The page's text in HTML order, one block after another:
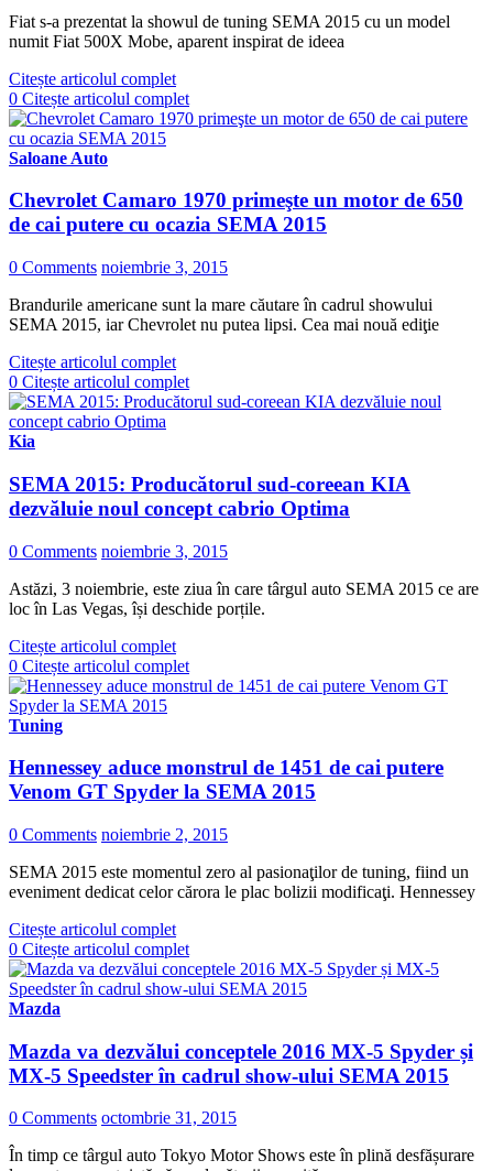
Fiat s-a prezentat la showul de tuning SEMA 2015 cu un model
numit Fiat 500X Mobe, aparent inspirat de ideea
Citește articolul complet
0 Citește articolul complet
Saloane Auto
Chevrolet Camaro 1970 primeşte un motor de 650
de cai putere cu ocazia SEMA 2015
0 Comments noiembrie 3, 2015
Brandurile americane sunt la mare căutare în cadrul showului
SEMA 2015, iar Chevrolet nu putea lipsi. Cea mai nouă ediţie
Citește articolul complet
0 Citește articolul complet
Kia
SEMA 2015: Producătorul sud-coreean KIA
dezvăluie noul concept cabrio Optima
0 Comments noiembrie 3, 2015
Astăzi, 3 noiembrie, este ziua în care târgul auto SEMA 2015 ce are
loc în Las Vegas, își deschide porțile.
Citește articolul complet
0 Citește articolul complet
Tuning
Hennessey aduce monstrul de 1451 de cai putere
Venom GT Spyder la SEMA 2015
0 Comments noiembrie 2, 2015
SEMA 2015 este momentul zero al pasionaţilor de tuning, fiind un
eveniment dedicat celor cărora le plac bolizii modificaţi. Hennessey
Citește articolul complet
0 Citește articolul complet
Mazda
Mazda va dezvălui conceptele 2016 MX-5 Spyder și
MX-5 Speedster în cadrul show-ului SEMA 2015
0 Comments octombrie 31, 2015
În timp ce târgul auto Tokyo Motor Shows este în plină desfășurare